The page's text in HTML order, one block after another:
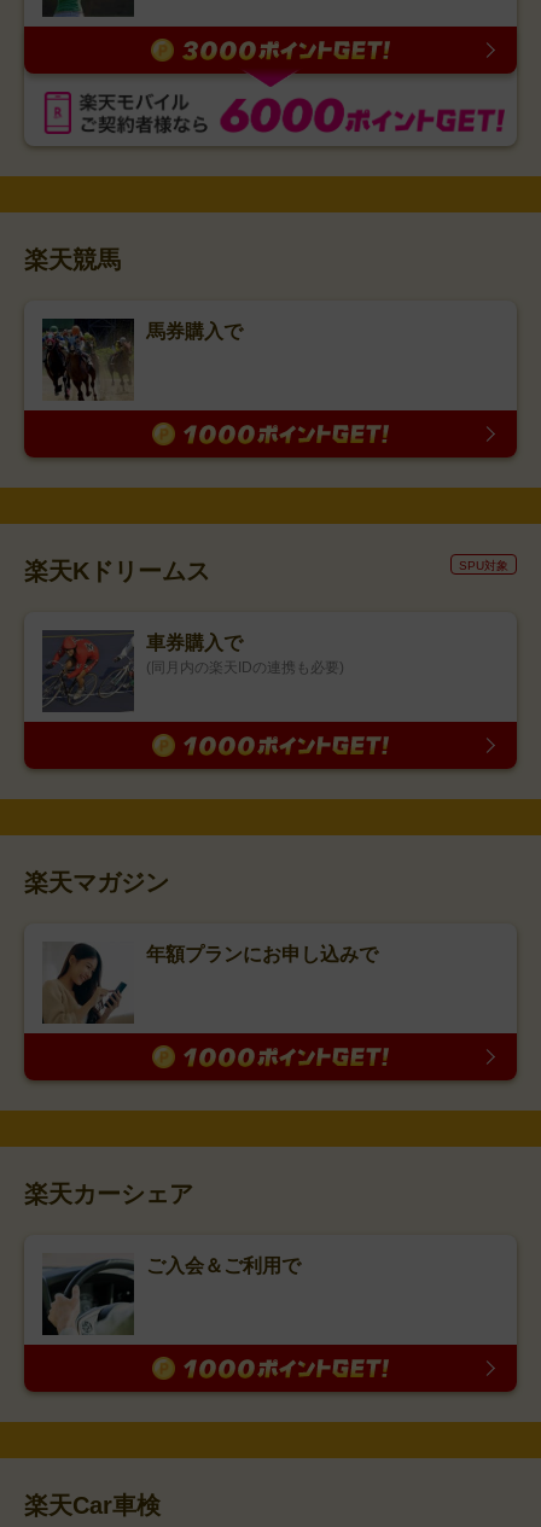
楽天競馬
馬券購入で
楽天Kドリームス SPU対象
車券購入で
(同月内の楽天IDの連携も必要)
楽天マガジン
年額プランにお申し込みで
楽天カーシェア
ご入会＆ご利用で
楽天Car車検